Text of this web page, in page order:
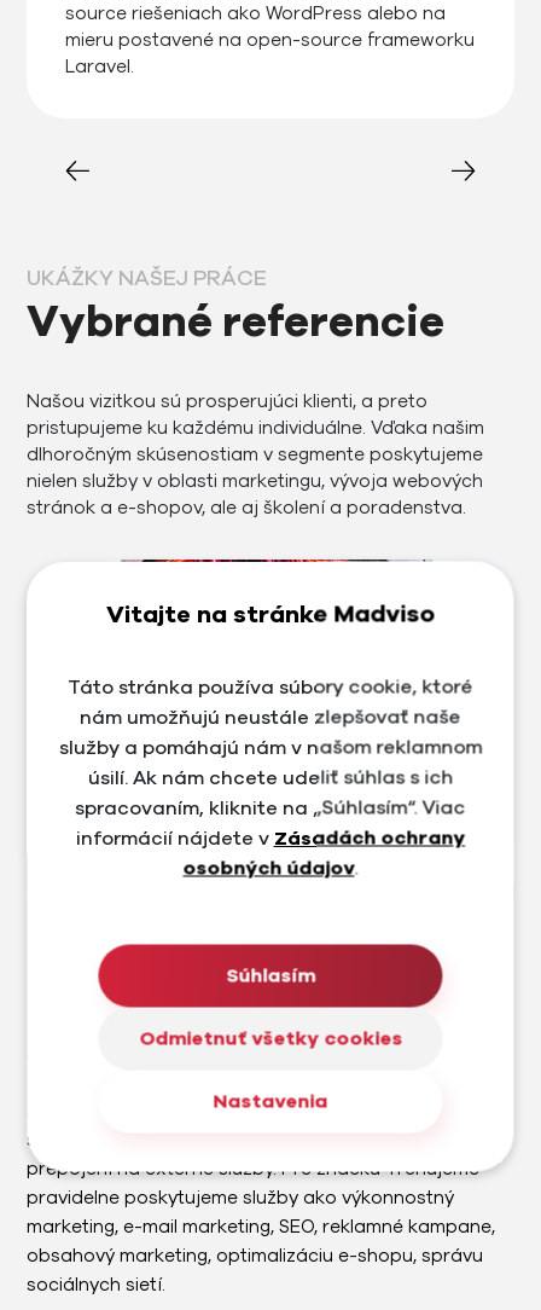
source riešeniach ako WordPress alebo na
mieru postavené na open-source frameworku
Laravel.
UKÁŽKY NAŠEJ PRÁCE
Vybrané referencie
Našou vizitkou sú prosperujúci klienti, a preto
pristupujeme ku každému individuálne. Vďaka našim
dlhoročným skúsenostiam v segmente poskytujeme
nielen služby v oblasti marketingu, vývoja webových
stránok a e-shopov, ale aj školení a poradenstva.
Trenujeme
sa zameriava na prémiové cyklistické a outdoorové
shopu s ohľadom na UX a UI. Následne sme vytvorili e-
shop na mieru s množstvom custom funkcií a
prepojení na externé služby. Pre značku Trenujeme
pravidelne poskytujeme služby ako výkonnostný
marketing, e-mail marketing, SEO, reklamné kampane,
obsahový marketing, optimalizáciu e-shopu, správu
sociálnych sietí.
Vitajte na stránke Madviso
Táto stránka používa súbory cookie, ktoré
nám umožňujú neustále zlepšovať naše
služby a pomáhajú nám v našom reklamnom
úsilí. Ak nám chcete udeliť súhlas s ich
spracovaním, kliknite na „Súhlasím“. Viac
informácií nájdete v Zásadách ochrany
osobných údajov.
Súhlasím
Odmietnuť všetky cookies
Nastavenia